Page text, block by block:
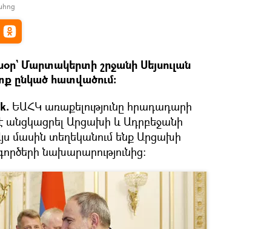
Մարտակերտի շրջանի Սեյսուլան
ընկած հատվածում։
ԵԱՀԿ առաքելությունը հրադադարի
անցկացրել Արցախի և Ադրբեջանի
մասին տեղեկանում ենք Արցախի
նախարարությունից։